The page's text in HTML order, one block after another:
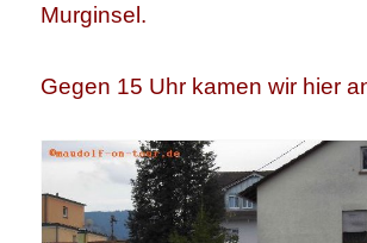
Murginsel.
Gegen 15 Uhr kamen wir hier